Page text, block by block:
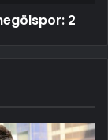
2